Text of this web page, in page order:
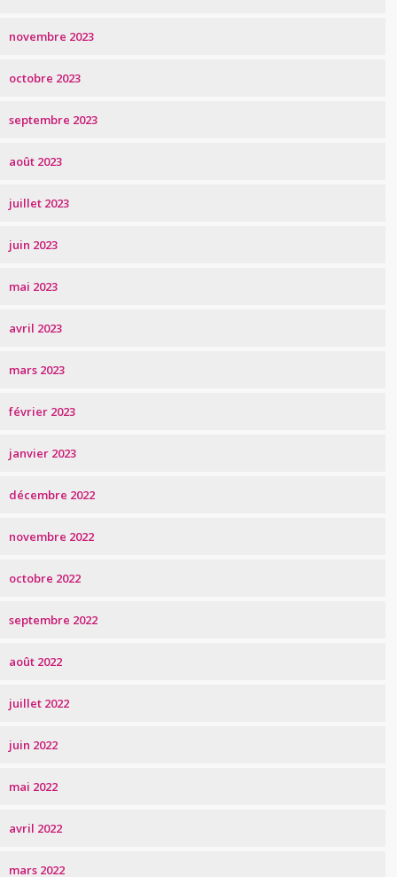
novembre 2023
octobre 2023
septembre 2023
août 2023
juillet 2023
juin 2023
mai 2023
avril 2023
mars 2023
février 2023
janvier 2023
décembre 2022
novembre 2022
octobre 2022
septembre 2022
août 2022
juillet 2022
juin 2022
mai 2022
avril 2022
mars 2022